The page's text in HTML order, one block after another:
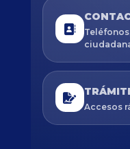
Accesos